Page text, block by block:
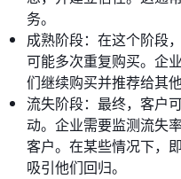
务。
成熟阶段：在这个阶段
可能多次重复购买。企
们继续购买并推荐给其
流失阶段：最终，客户
动。企业需要监测流失
客户。在某些情况下，
吸引他们回归。